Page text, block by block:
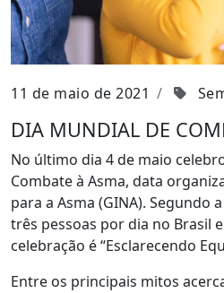
11 de maio de 2021
DIA MUNDIAL DE
No último dia 4 de maio
Combate à Asma, data
para a Asma (GINA). Segundo
três pessoas por dia no Brasil
celebração é “Esclarecendo
Entre os principais mitos